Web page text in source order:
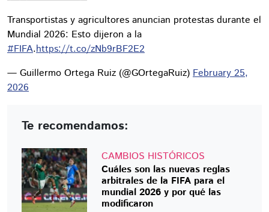
Transportistas y agricultores anuncian protestas durante el
Mundial 2026: Esto dijeron a la
#FIFA.https://t.co/zNb9rBF2E2
— Guillermo Ortega Ruiz (@GOrtegaRuiz) February 25,
2026
Te recomendamos:
CAMBIOS HISTÓRICOS
Cuáles son las nuevas reglas
arbitrales de la FIFA para el
mundial 2026 y por qué las
modificaron